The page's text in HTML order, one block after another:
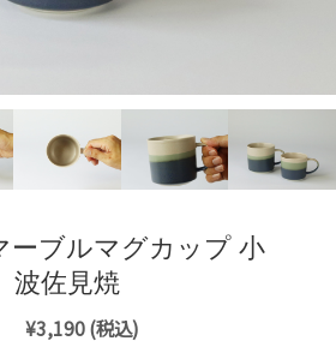
ーブルマグカップ 小
波佐見焼
¥3,190(税込)